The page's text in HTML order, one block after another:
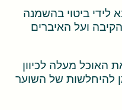
לידי ביטוי בהשמנה
ועל האיברים
האוכל מעלה לכיוון
להיחלשות של השוער